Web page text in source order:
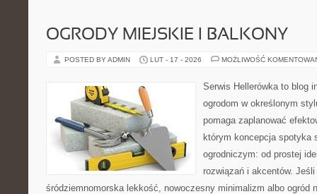
OGRODY MIEJSKIE I BALKONY
POSTED BY ADMIN LUT - 17 - 2026 MOŻLIWOŚĆ
Serwis Hellerówka to blog
ogrodom w określonym
pomaga zaplanować
którym koncepcja spotyka
ogrodniczym: od prostej
rozwiązań i akcentów.
śródziemnomorska lekkość, nowoczesny minimalizm albo ogród